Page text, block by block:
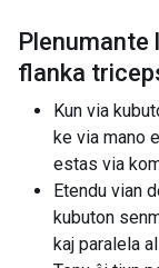
Plenumante
flanka
Kun via
ke via mano
estas via
Etendu vian
kubuton
kaj paralela